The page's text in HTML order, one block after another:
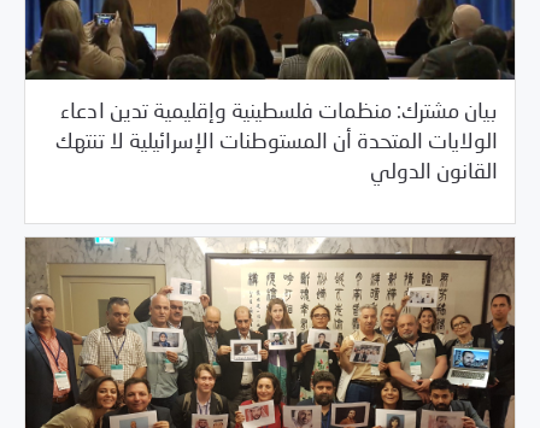
بيان مشترك: منظمات فلسطينية وإقليمية تدين ادعاء
الولايات المتحدة أن المستوطنات الإسرائيلية لا تنتهك
القانون الدولي
11/28/2019 بيانات المركز /خبر بارز